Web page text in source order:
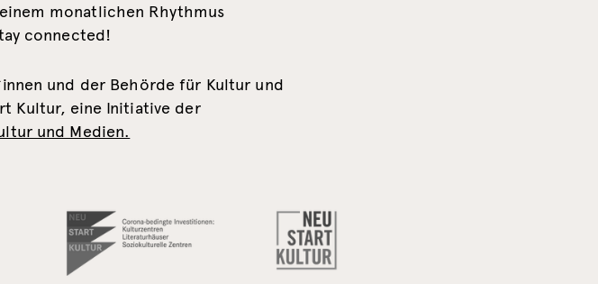
monatlichen Rhythmus
connected!
und der Behörde für Kultur und
Kultur, eine Initiative der
und Medien.